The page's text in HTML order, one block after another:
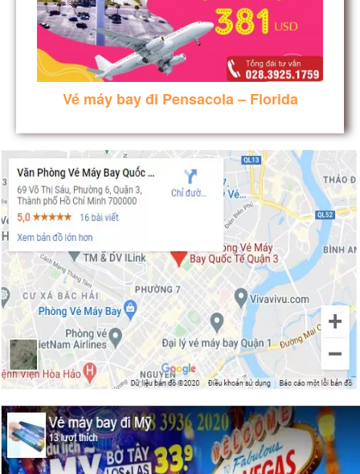
Vé máy bay đi Pensacola – Florida
vé máy bay đi Vail – Colorado